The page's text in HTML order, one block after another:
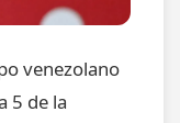
venezolano
5 de la